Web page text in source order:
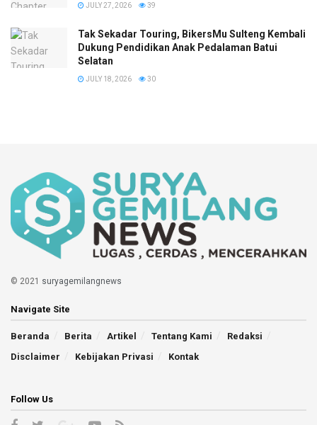
JULY 27, 2026 39
Tak Sekadar Touring, BikersMu Sulteng Kembali
Dukung Pendidikan Anak Pedalaman Batui
Selatan
JULY 18, 2026 30
© 2021 suryagemilangnews
Navigate Site
Beranda Berita Artikel Tentang Kami
Redaksi
Disclaimer
Kebijakan Privasi Kontak
Follow Us